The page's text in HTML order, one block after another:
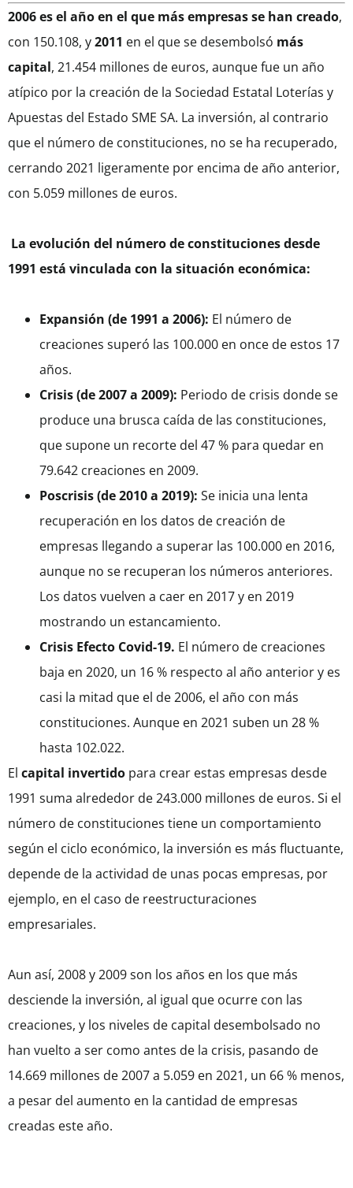
2006 es el año en el que más empresas se han creado,
con 150.108, y2011 en el que se desembolsó más
capital, 21.454 millones de euros, aunque fue un año
atípico por la creación de la Sociedad Estatal Loterías y
Apuestas del Estado SME SA. La inversión, al contrario
que el número de constituciones, no se ha recuperado,
cerrando 2021 ligeramente por encima de año anterior,
con 5.059 millones de euros.
La evolución del número de constituciones desde
1991 está vinculada con la situación económica:
Expansión (de 1991 a 2006): El número de
creaciones superó las 100.000 en once de estos 17
años.
Crisis (de 2007 a 2009): Periodo de crisis donde se
produce una brusca caída de las constituciones,
que supone un recorte del 47 % para quedar en
79.642 creaciones en 2009.
Poscrisis (de 2010 a 2019): Se inicia una lenta
recuperación en los datos de creación de
empresas llegando a superar las 100.000 en 2016,
aunque no se recuperan los números anteriores.
Los datos vuelven a caer en 2017 y en 2019
mostrando un estancamiento.
Crisis Efecto Covid-19. El número de creaciones
baja en 2020, un 16 % respecto al año anterior y es
casi la mitad que el de 2006, el año con más
constituciones. Aunque en 2021 suben un 28 %
hasta 102.022.
El capital invertido para crear estas empresas desde
1991 suma alrededor de 243.000 millones de euros. Si el
número de constituciones tiene un comportamiento
según el ciclo económico, la inversión es más fluctuante,
depende de la actividad de unas pocas empresas, por
ejemplo, en el caso de reestructuraciones
empresariales.
Aun así, 2008 y 2009 son los años en los que más
desciende la inversión, al igual que ocurre con las
creaciones, y los niveles de capital desembolsado no
han vuelto a ser como antes de la crisis, pasando de
14.669 millones de 2007 a 5.059 en 2021, un 66 % menos,
a pesar del aumento en la cantidad de empresas
creadas este año.